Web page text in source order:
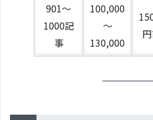
901〜
1000記
事
100,000
〜
130,000